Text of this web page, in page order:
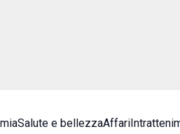
Salute e bellezzaAffari